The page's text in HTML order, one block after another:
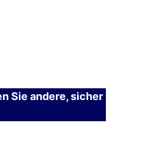
Sie andere, sicher